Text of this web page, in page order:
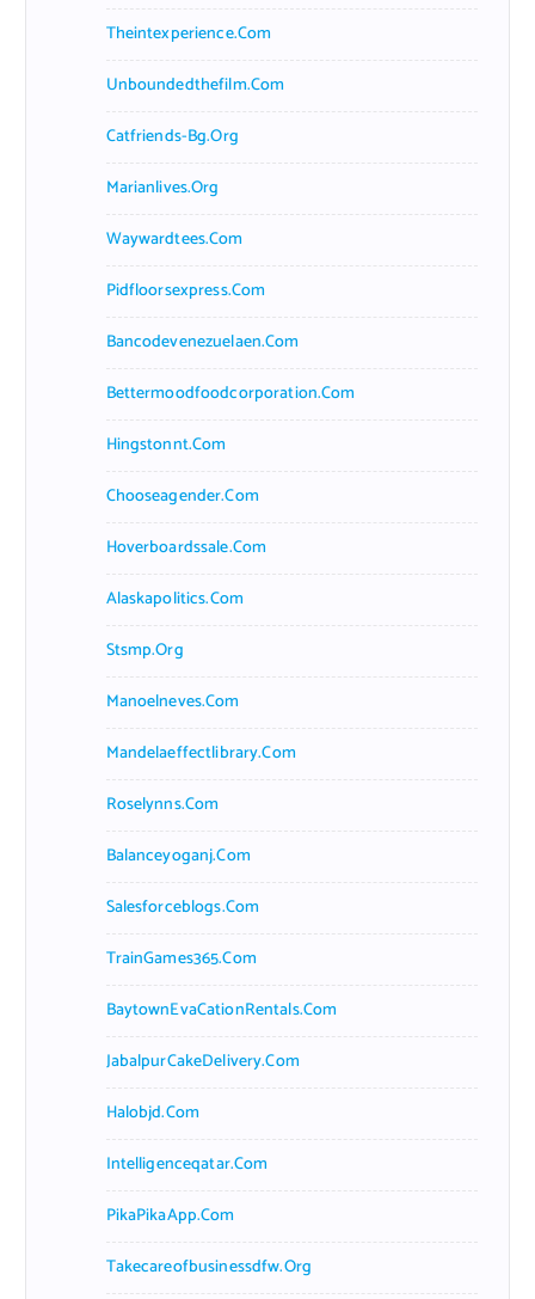
Theintexperience.com
Unboundedthefilm.com
Catfriends-Bg.org
Marianlives.org
Waywardtees.com
Pidfloorsexpress.com
Bancodevenezuelaen.com
Bettermoodfoodcorporation.com
Hingstonnt.com
Chooseagender.com
Hoverboardssale.com
Alaskapolitics.com
Stsmp.org
Manoelneves.com
Mandelaeffectlibrary.com
Roselynns.com
Balanceyoganj.com
Salesforceblogs.com
TrainGames365.com
BaytownEvaCationRentals.com
JabalpurCakeDelivery.com
Halobjd.com
Intelligenceqatar.com
PikaPikaApp.com
Takecareofbusinessdfw.org